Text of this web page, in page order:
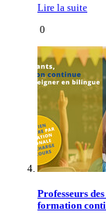
Lire la suite
0
Professeurs
formation